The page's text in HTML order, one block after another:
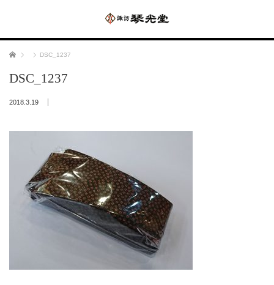
ホーム DSC_1237
DSC_1237
2018.3.19